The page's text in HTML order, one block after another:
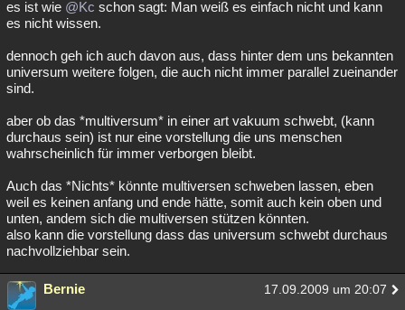
es ist wie @Kc schon sagt: Man weiß es einfach nicht und kann
es nicht wissen.
dennoch geh ich auch davon aus, dass hinter dem uns bekannten
universum weitere folgen, die auch nicht immer parallel zueinander
sind.
aber ob das *multiversum* in einer art vakuum schwebt, (kann
durchaus sein) ist nur eine vorstellung die uns menschen
wahrscheinlich für immer verborgen bleibt.
Auch das *Nichts* könnte multiversen schweben lassen, eben
weil es keinen anfang und ende hätte, somit auch kein oben und
unten, andem sich die multiversen stützen könnten.
also kann die vorstellung dass das universum schwebt durchaus
nachvollziehbar sein.
Bernie 17.09.2009 um 20:07